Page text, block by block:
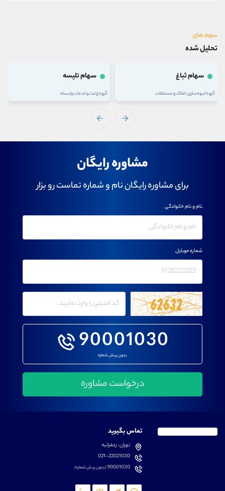
سهم های
تحلیل شده
سهام ثباغ
گروه انبوه سازی، املاک و مستغلات
سهام تلیسه
گروه زراعت و خدمات وابسته
مشاوره رایگان
برای مشاوره رایگان نام و شماره تماست رو بزار
90001030
بدون پیش شماره
نام و نام خانوادگی
شماره موبایل
تماس بگیرید
تهران، زعفرانیه
021-22021030
90001030(بدون پیش شماره)